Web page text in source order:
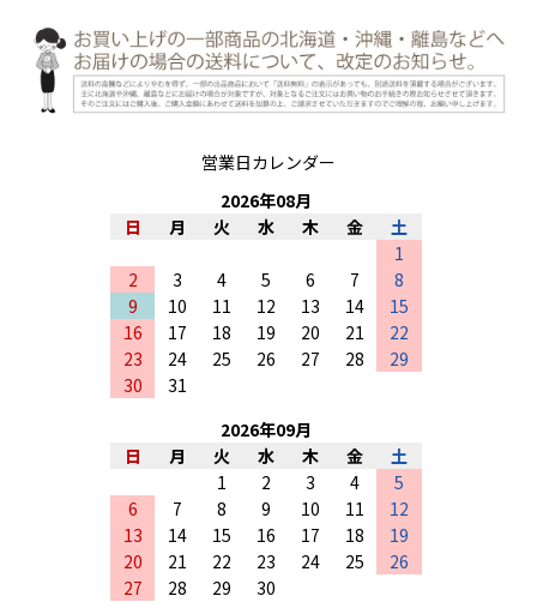
営業日カレンダー
2026年08月
日
月 火 水 木 金
土
1
2
3 4 5 6 7
8
9
10 11 12 13 14
15
16
17 18 19 20 21
22
23
24 25 26 27 28
29
30
31
2026年09月
日
月 火 水 木 金
土
1
2 3 4
5
6
7 8 9 10 11
12
13
14 15 16 17 18
19
20
21 22 23 24 25
26
27
28 29
30